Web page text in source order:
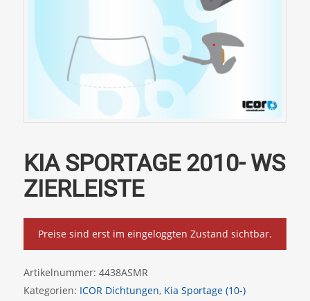
KIA SPORTAGE 2010- WS
ZIERLEISTE
Preise sind erst im eingeloggten Zustand sichtbar.
Artikelnummer: 4438ASMR
Kategorien: ICOR Dichtungen, Kia Sportage (10-)